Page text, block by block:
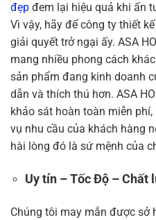
đẹp đem lại hiệu quả khi ấn
Vì vậy, hãy để công ty thiết
giải quyết trở ngại ấy. ASA
mang nhiều phong cách
sản phẩm đang kinh doanh
dẫn và thích thú hơn. ASA
khảo sát hoàn toàn miễn
vụ nhu cầu của khách hàng
hài lòng đó là sứ mệnh của
Uy tín – Tốc Độ – Chất
Chúng tôi may mắn được sở